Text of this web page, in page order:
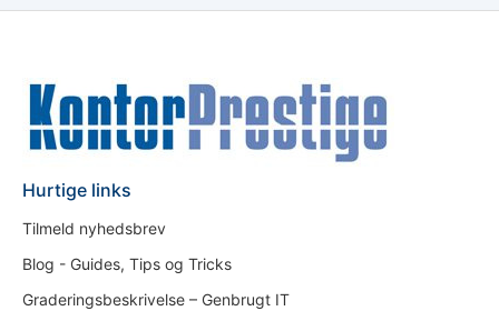
Hurtige links
Tilmeld nyhedsbrev
Blog - Guides, Tips og Tricks
Graderingsbeskrivelse – Genbrugt IT